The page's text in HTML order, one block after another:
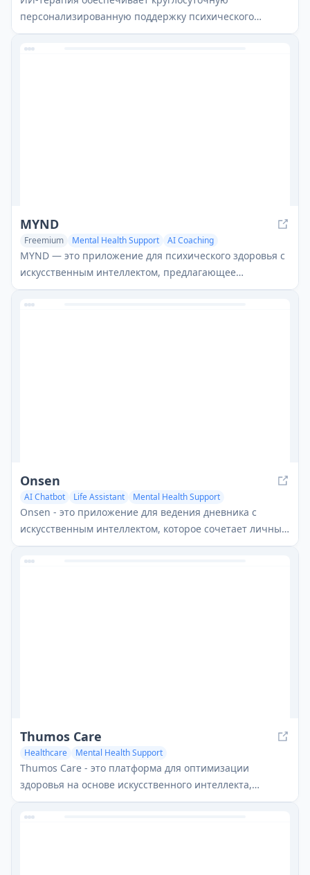
персонализированную поддержку психического
здоровья через ИИ-чатбот, доступный в любое время
через смартфон или компьютер.
MYND
Freemium Mental Health Support AI Coaching
MYND — это приложение для психического здоровья с
искусственным интеллектом, предлагающее
персонализированные медитации, круглосуточного
ИИ-компаньона и отслеживание прогресса для
Onsen
AI Chatbot Life Assistant Mental Health Support
Onsen - это приложение для ведения дневника с
искусственным интеллектом, которое сочетает личный
самоанализ, интерактивное руководство и поддержку
психического благополучия, чтобы помочь
Thumos Care
Healthcare
Mental Health Support
AI Customer Service Assistant
Thumos Care - это платформа для оптимизации
здоровья на основе искусственного интеллекта,
которая предоставляет персонализированные
медицинские рекомендации через частный,